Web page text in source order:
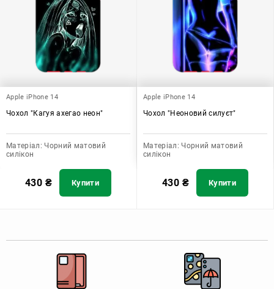
Apple iPhone 14
Чохол "Кагуя ахегао неон"
Матеріал: Чорний матовий
силікон
430 ₴ Купити
Apple iPhone 14
Чохол "Неоновий силуєт"
Матеріал: Чорний матовий
силікон
430 ₴ Купити